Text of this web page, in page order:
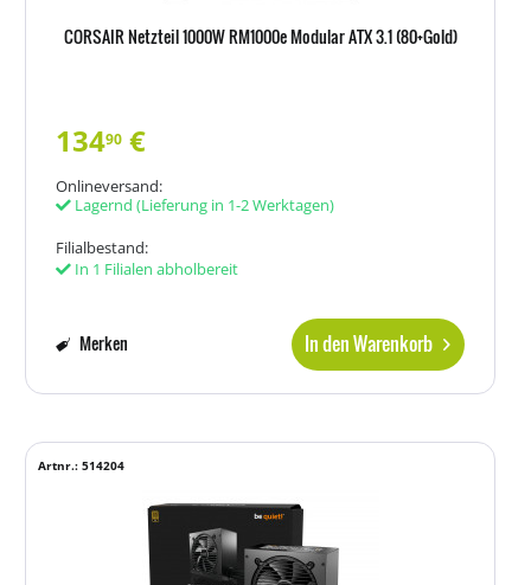
CORSAIR Netzteil 1000W RM1000e Modular ATX 3.1 (80+Gold)
13490 €
Onlineversand:
Lagernd (Lieferung in 1-2 Werktagen)
Filialbestand:
In 1 Filialen abholbereit
In den Warenkorb
Merken
Artnr.: 514204